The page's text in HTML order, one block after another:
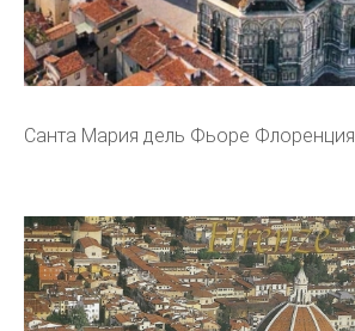
Санта Мария дель Фьоре Флоренция